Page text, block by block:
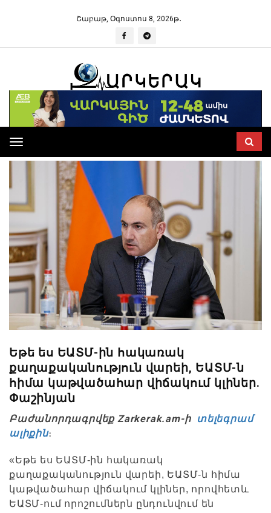
Շաբաթ, Օգոստոս 8, 2026թ․
Toggle
navigation
Եթե ես ԵԱՏՄ-ին հակառակ
քաղաքականություն վարեի, ԵԱՏՄ-ն
հիմա կաթվածահար վիճակում կլիներ.
Փաշինյան
Բաժանորդագրվեք Zarkerak.am-ի տելեգրամ
ալիքին։
«Եթե ես ԵԱՏՄ-ին հակառակ
քաղաքականություն վարեի, ԵԱՏՄ-ն հիմա
կաթվածահար վիճակում կլիներ, որովհետև
ԵԱՏՄ-ում որոշումներն ընդունվում են